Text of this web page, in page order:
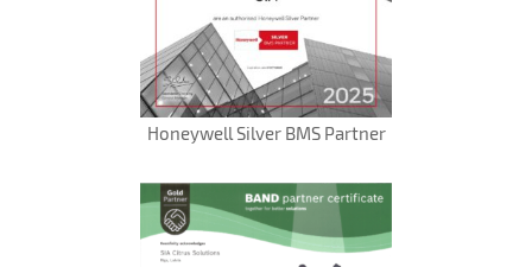
Honeywell Silver BMS Partner